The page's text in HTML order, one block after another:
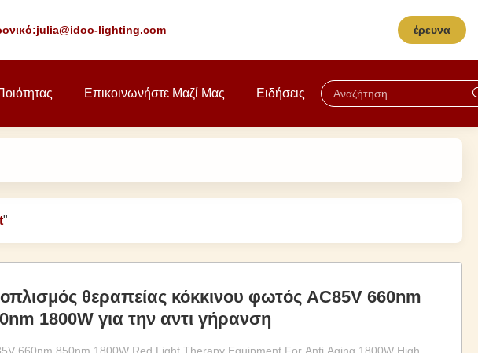
julia@idoo-lighting.com έρευνα
Επικοινωνήστε Μαζί Μας Ειδήσεις
"
θεραπείας κόκκινου φωτός AC85V 660nm
1800W για την αντι γήρανση